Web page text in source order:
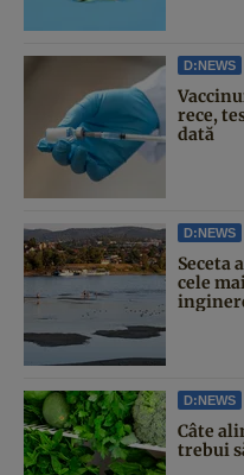
D:NEWS
rece,
dată
D:NEWS
Seceta
cele
D:NEWS
Câte
trebui